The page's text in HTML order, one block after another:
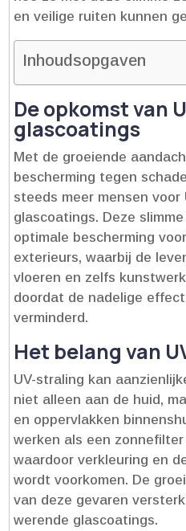
en veilige ruiten kunnen
Inhoudsopgaven
De opkomst van
glascoatings
Met de groeiende
bescherming tegen
steeds meer mensen voor
glascoatings.​ Deze
optimale bescherming
exterieurs, waarbij de
vloeren en zelfs
doordat de nadelige
verminderd.​
Het belang van
UV-straling kan
niet alleen aan de huid,
en oppervlakken
werken als een
waardoor verkleuring en
wordt voorkomen.​ De
van deze gevaren
werende glascoatings.​